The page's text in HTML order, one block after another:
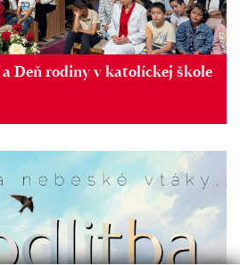
Deň rodiny v katolíckej škole